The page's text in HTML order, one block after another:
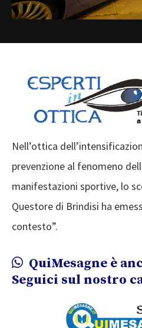
Nell’ottica
prevenzione al fenomeno
manifestazioni sportive, lo
Questore di Brindisi ha
contesto”.
QuiMesagne è
Seguici sul nostro